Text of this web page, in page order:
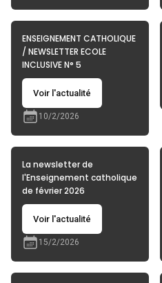
ENSEIGNEMENT CATHOLIQUE
/ NEWSLETTER ECOLE
INCLUSIVE N° 5
Voir l'actualité
10/2/2026
La newsletter de
l'Enseignement catholique
de février 2026
Voir l'actualité
15/2/2026